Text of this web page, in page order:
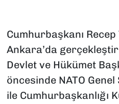
Cumhurbaşkanı
Ankara’da
Devlet ve Hükümet
öncesinde NATO
ile Cumhurbaşkanlığı